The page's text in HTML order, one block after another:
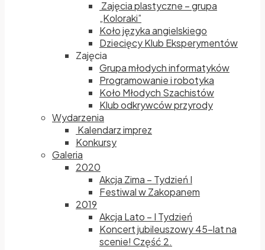
Zajęcia plastyczne – grupa
„Koloraki”
Koło języka angielskiego
Dziecięcy Klub Eksperymentów
Zajęcia
Grupa młodych informatyków
Programowanie i robotyka
Koło Młodych Szachistów
Klub odkrywców przyrody
Wydarzenia
Kalendarz imprez
Konkursy
Galeria
2020
Akcja Zima – Tydzień I
Festiwal w Zakopanem
2019
Akcja Lato – I Tydzień
Koncert jubileuszowy 45-lat na
scenie! Część 2.